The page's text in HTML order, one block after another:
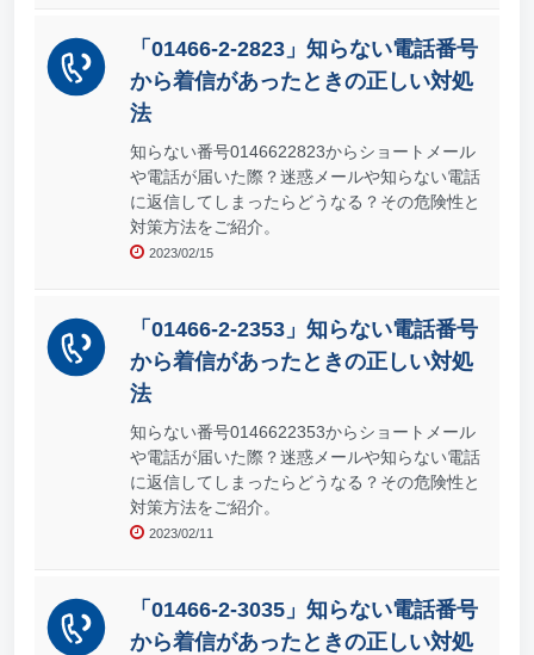
「01466-2-2823」知らない電話番号
から着信があったときの正しい対処
法
知らない番号0146622823からショートメール
や電話が届いた際？迷惑メールや知らない電話
に返信してしまったらどうなる？その危険性と
対策方法をご紹介。
2023/02/15
「01466-2-2353」知らない電話番号
から着信があったときの正しい対処
法
知らない番号0146622353からショートメール
や電話が届いた際？迷惑メールや知らない電話
に返信してしまったらどうなる？その危険性と
対策方法をご紹介。
2023/02/11
「01466-2-3035」知らない電話番号
から着信があったときの正しい対処